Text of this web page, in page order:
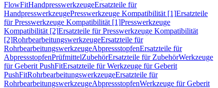
FlowFitHandpresswerkzeugeErsatzteile für
HandpresswerkzeugePresswerkzeuge Kompatibilität [1]Ersatzteile
für Presswerkzeuge Kompatibilität [1]Presswerkzeuge
Kompatibilität [2]Ersatzteile für Presswerkzeuge Kompatibilität
[2]RohrbearbeitungswerkzeugeErsatzteile für
RohrbearbeitungswerkzeugeAbpressstopfenErsatzteile für
AbpressstopfenPrüfmittelZubehörErsatzteile für ZubehörWerkzeuge
für Geberit PushFitErsatzteile für Werkzeuge für Geberit
PushFitRohrbearbeitungswerkzeugeErsatzteile für
RohrbearbeitungswerkzeugeAbpressstopfenWerkzeuge für Geberit